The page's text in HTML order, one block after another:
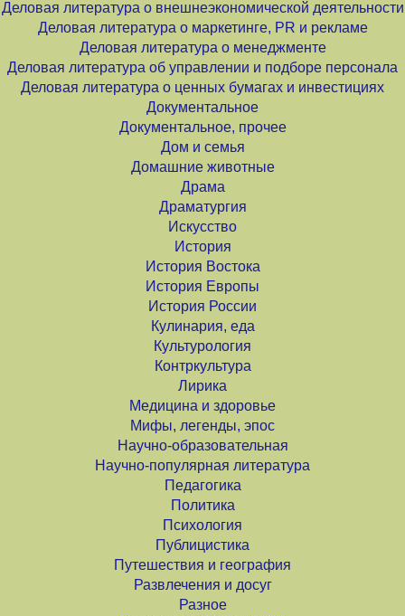
Деловая литература о внешнеэкономической деятельности
Деловая литература о маркетинге, PR и рекламе
Деловая литература о менеджменте
Деловая литература об управлении и подборе персонала
Деловая литература о ценных бумагах и инвестициях
Документальное
Документальное, прочее
Дом и семья
Домашние животные
Драма
Драматургия
Искусство
История
История Востока
История Европы
История России
Кулинария, еда
Культурология
Контркультура
Лирика
Медицина и здоровье
Мифы, легенды, эпос
Научно-образовательная
Научно-популярная литература
Педагогика
Политика
Психология
Публицистика
Путешествия и география
Развлечения и досуг
Разное